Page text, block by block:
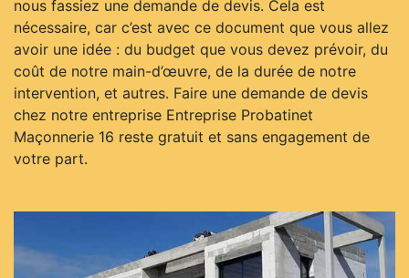
nous fassiez une demande de devis. Cela est
nécessaire, car c’est avec ce document que vous allez
avoir une idée : du budget que vous devez prévoir, du
coût de notre main-d’œuvre, de la durée de notre
intervention, et autres. Faire une demande de devis
chez notre entreprise Entreprise Probatinet
Maçonnerie 16 reste gratuit et sans engagement de
votre part.